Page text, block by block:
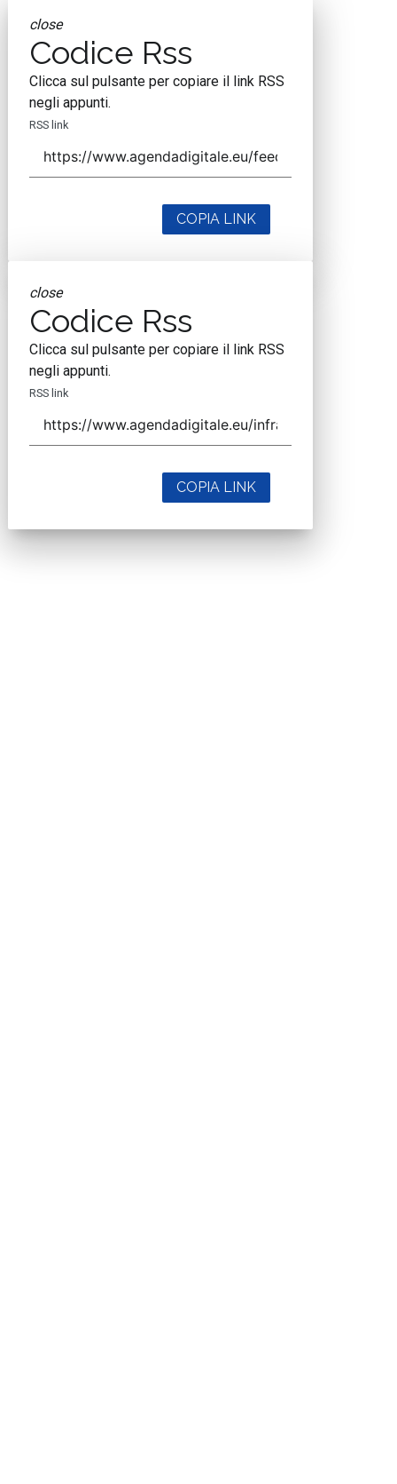
close
Codice Rss
Clicca sul pulsante per copiare il link RSS
negli appunti.
RSS link
COPIA LINK
close
Codice Rss
Clicca sul pulsante per copiare il link RSS
negli appunti.
RSS link
COPIA LINK